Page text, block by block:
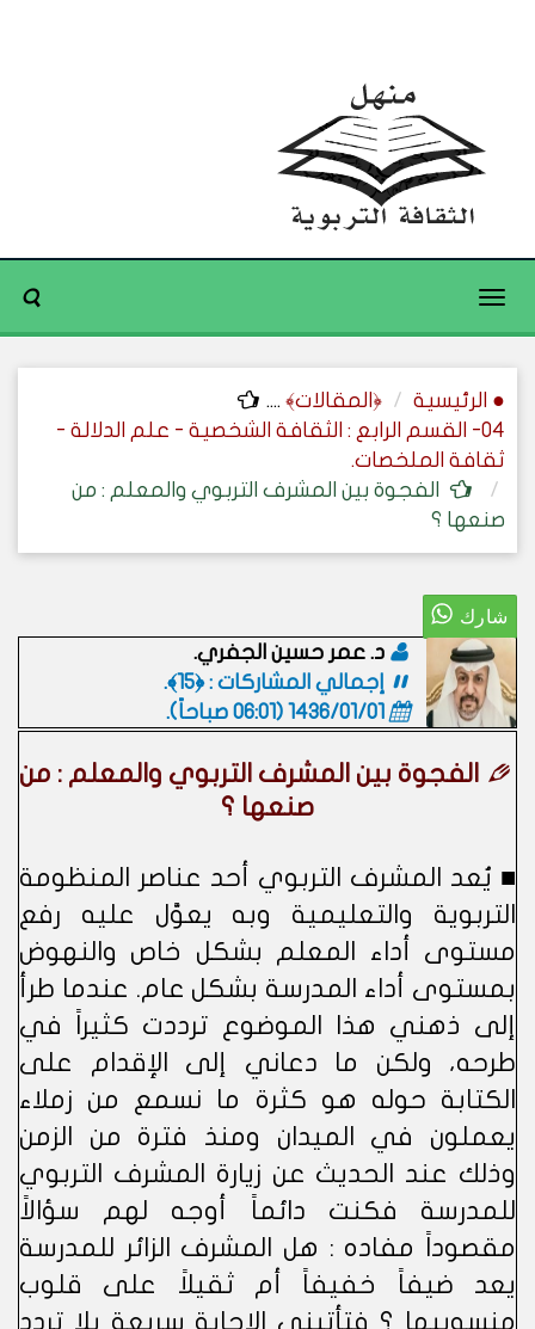
Toggle
● الرئيسية ﴿المقالات﴾ ....
04- القسم الرابع : الثقافة الشخصية - علم الدلالة -
ثقافة الملخصات.
الفجوة بين المشرف التربوي والمعلم : من
صنعها ؟
د. عمر حسين الجفري.
إجمالي المشاركات : ﴿15﴾.
1436/01/01 (06:01 صباحاً)
.
الفجوة بين المشرف التربوي والمعلم : من
صنعها ؟
■ يُعد المشرف التربوي أحد عناصر المنظومة
التربوية والتعليمية وبه يعوَّل عليه رفع
مستوى أداء المعلم بشكل خاص والنهوض
بمستوى أداء المدرسة بشكل عام. عندما طرأ
إلى ذهني هذا الموضوع ترددت كثيراً في
طرحه، ولكن ما دعاني إلى الإقدام على
الكتابة حوله هو كثرة ما نسمع من زملاء
يعملون في الميدان ومنذ فترة من الزمن
وذلك عند الحديث عن زيارة المشرف التربوي
للمدرسة فكنت دائماً أوجه لهم سؤالاً
مقصوداً مفاده : هل المشرف الزائر للمدرسة
يعد ضيفاً خفيفاً أم ثقيلاً على قلوب
منسوبيها ؟ فتأتيني الإجابة سريعة بلا تردد